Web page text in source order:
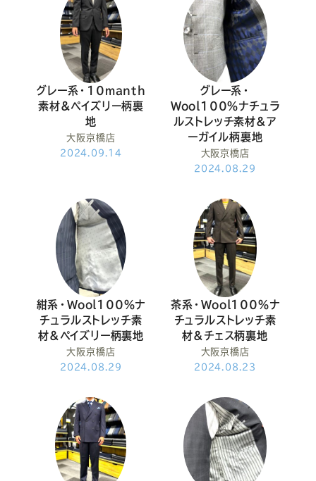
グレー系・10manth
素材&ペイズリー柄裏
地
大阪京橋店
2024.09.14
グレー系・
Wool100％ナチュラ
ルストレッチ素材&ア
ーガイル柄裏地
大阪京橋店
2024.08.29
紺系・Wool100％ナ
チュラルストレッチ素
材&ペイズリー柄裏地
大阪京橋店
2024.08.29
茶系・Wool100％ナ
チュラルストレッチ素
材&チェス柄裏地
大阪京橋店
2024.08.23